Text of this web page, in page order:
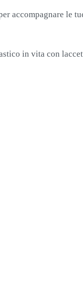
accompagnare le
in vita con